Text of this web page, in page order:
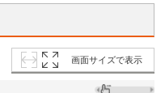
画面サイズで表示